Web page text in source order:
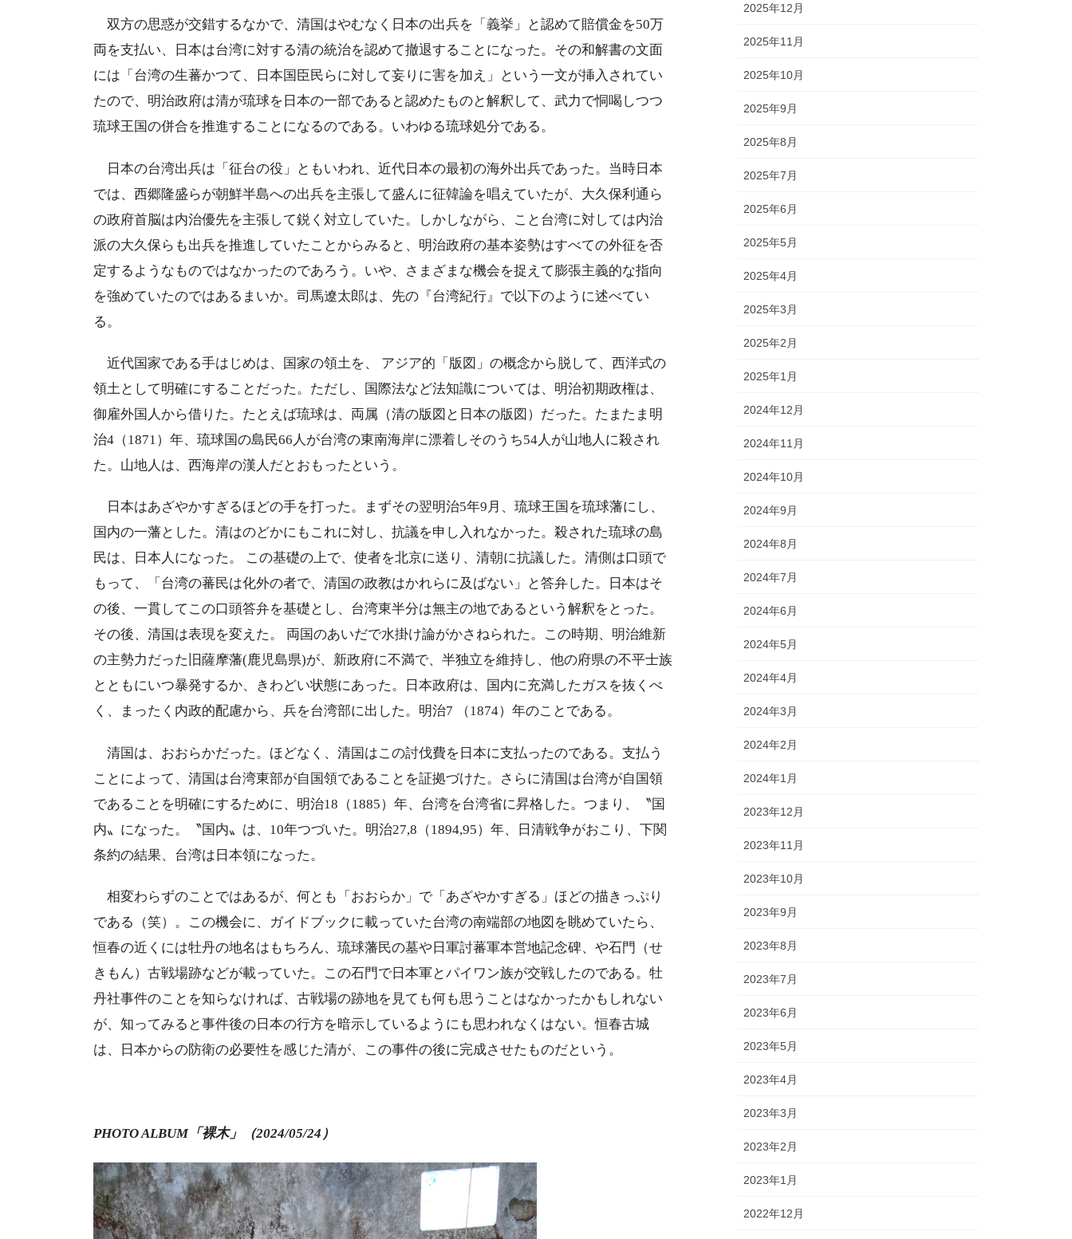
双方の思惑が交錯するなかで、清国はやむなく日本の出兵を「義挙」と認めて賠償金を50万
両を支払い、日本は台湾に対する清の統治を認めて撤退することになった。その和解書の文面
には「台湾の生蕃かつて、日本国臣民らに対して妄りに害を加え」という一文が挿入されてい
たので、明治政府は清が琉球を日本の一部であると認めたものと解釈して、武力で恫喝しつつ
琉球王国の併合を推進することになるのである。いわゆる琉球処分である。
日本の台湾出兵は「征台の役」ともいわれ、近代日本の最初の海外出兵であった。当時日本
では、西郷隆盛らが朝鮮半島への出兵を主張して盛んに征韓論を唱えていたが、大久保利通ら
の政府首脳は内治優先を主張して鋭く対立していた。しかしながら、こと台湾に対しては内治
派の大久保らも出兵を推進していたことからみると、明治政府の基本姿勢はすべての外征を否
定するようなものではなかったのであろう。いや、さまざまな機会を捉えて膨張主義的な指向
を強めていたのではあるまいか。司馬遼太郎は、先の『台湾紀行』で以下のように述べてい
る。
近代国家である手はじめは、国家の領土を、 アジア的「版図」の概念から脱して、西洋式の
領土として明確にすることだった。ただし、国際法など法知識については、明治初期政権は、
御雇外国人から借りた。たとえば琉球は、両属（清の版図と日本の版図）だった。たまたま明
治4（1871）年、琉球国の島民66人が台湾の東南海岸に漂着しそのうち54人が山地人に殺され
た。山地人は、西海岸の漢人だとおもったという。
日本はあざやかすぎるほどの手を打った。まずその翌明治5年9月、琉球王国を琉球藩にし、
国内の一藩とした。清はのどかにもこれに対し、抗議を申し入れなかった。殺された琉球の島
民は、日本人になった。 この基礎の上で、使者を北京に送り、清朝に抗議した。清側は口頭で
もって、「台湾の蕃民は化外の者で、清国の政教はかれらに及ばない」と答弁した。日本はそ
の後、一貫してこの口頭答弁を基礎とし、台湾東半分は無主の地であるという解釈をとった。
その後、清国は表現を変えた。 両国のあいだで水掛け論がかさねられた。この時期、明治維新
の主勢力だった旧薩摩藩(鹿児島県)が、新政府に不満で、半独立を維持し、他の府県の不平士族
とともにいつ暴発するか、きわどい状態にあった。日本政府は、国内に充満したガスを抜くべ
く、まったく内政的配慮から、兵を台湾部に出した。明治7 （1874）年のことである。
清国は、おおらかだった。ほどなく、清国はこの討伐費を日本に支払ったのである。支払う
ことによって、清国は台湾東部が自国領であることを証拠づけた。さらに清国は台湾が自国領
であることを明確にするために、明治18（1885）年、台湾を台湾省に昇格した。つまり、〝国
内〟になった。〝国内〟は、10年つづいた。明治27,8（1894,95）年、日清戦争がおこり、下関
条約の結果、台湾は日本領になった。
相変わらずのことではあるが、何とも「おおらか」で「あざやかすぎる」ほどの描きっぷり
である（笑）。この機会に、ガイドブックに載っていた台湾の南端部の地図を眺めていたら、
恒春の近くには牡丹の地名はもちろん、琉球藩民の墓や日軍討蕃軍本営地記念碑、や石門（せ
きもん）古戦場跡などが載っていた。この石門で日本軍とパイワン族が交戦したのである。牡
丹社事件のことを知らなければ、古戦場の跡地を見ても何も思うことはなかったかもしれない
が、知ってみると事件後の日本の行方を暗示しているようにも思われなくはない。恒春古城
は、日本からの防衛の必要性を感じた清が、この事件の後に完成させたものだという。
PHOTO ALBUM「裸木」（2024/05/24 ）
2025年12月
2025年11月
2025年10月
2025年9月
2025年8月
2025年7月
2025年6月
2025年5月
2025年4月
2025年3月
2025年2月
2025年1月
2024年12月
2024年11月
2024年10月
2024年9月
2024年8月
2024年7月
2024年6月
2024年5月
2024年4月
2024年3月
2024年2月
2024年1月
2023年12月
2023年11月
2023年10月
2023年9月
2023年8月
2023年7月
2023年6月
2023年5月
2023年4月
2023年3月
2023年2月
2023年1月
2022年12月